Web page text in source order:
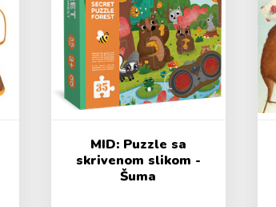
MID: Puzzle sa
skrivenom slikom -
Šuma